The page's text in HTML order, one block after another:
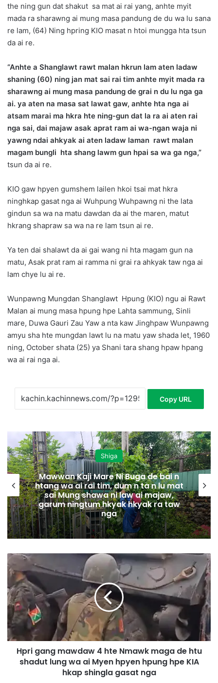
the ning gun dat shakut sa mat ai rai yang, anhte myit
mada ra sharawng ai mung masa pandung de du wa lu sana
re lam, (64) Ning hpring KIO masat n htoi mungga hta tsun
da ai re.
“Anhte a Shanglawt rawt malan hkrun lam aten ladaw
shaning (60) ning jan mat sai rai tim anhte myit mada ra
sharawng ai mung masa pandung de grai n du lu nga ga
ai. ya aten na masa sat lawat gaw, anhte hta nga ai
atsam marai ma hkra hte ning-gun dat la ra ai aten rai
nga sai, dai majaw asak aprat ram ai wa-ngan waja ni
yawng ndai ahkyak ai aten ladaw laman rawt malan
magam bungli hta shang lawm gun hpai sa wa ga nga,”
tsun da ai re.
KIO gaw hpyen gumshem lailen hkoi tsai mat hkra
ninghkap gasat nga ai Wuhpung Wuhpawng ni the lata
gindun sa wa na matu dawdan da ai the maren, matut
hkrang shapraw sa wa na re lam tsun ai re.
Ya ten dai shalawt da ai gai wang ni hta magam gun na
matu, Asak prat ram ai ramma ni grai ra ahkyak taw nga ai
lam chye lu ai re.
Wunpawng Mungdan Shanglawt Hpung (KIO) ngu ai Rawt
Malan ai mung masa hpung hpe Lahta sammung, Sinli
mare, Duwa Gauri Zau Yaw a nta kaw Jinghpaw Wunpawng
amyu sha hte mungdan lawt lu na matu yaw shada let, 1960
ning, October shata (25) ya Shani tara shang hpaw hpang
wa ai rai nga ai.
Copy URL
Shiga
Mawwan Kaji Mare Ni Buga de bai n
htang wa ai rai tim, dum n ta n lu mat
sai Mung shawa ni law ai majaw,
garum ningtum hkyak hkyak ra taw
nga
H
p
i
g
g
m
Hpri gang mawdaw 4 hte Nmawk maga de htu
shadut lung wa ai Myen hpyen hpung hpe KIA
hkap shingla gasat nga